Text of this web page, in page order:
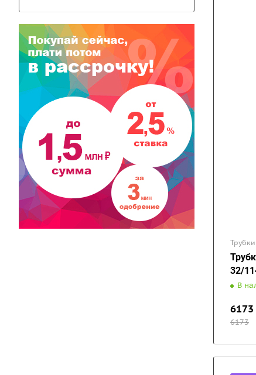
Трубки
32/
В
6173
6173